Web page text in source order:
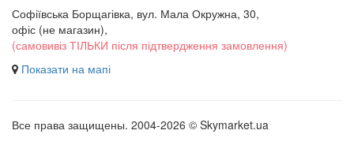
Софіївська Борщагівка, вул. Мала Окружна, 30,
офіс (не магазин),
(самовивіз ТІЛЬКИ після підтвердження замовлення)
Показати на мапі
Все права защищены. 2004-2026 © Skymarket.ua